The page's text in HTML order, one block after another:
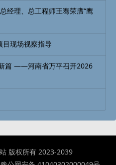
理、总工程师王骞荣膺“鹰
目现场视察指导
篇 ——河南省万平召开2026
版权所有 2023-2039